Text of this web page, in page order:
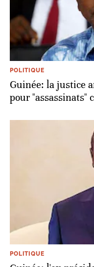
POLITIQUE
Guinée: la justice
pour "assassinats"
POLITIQUE